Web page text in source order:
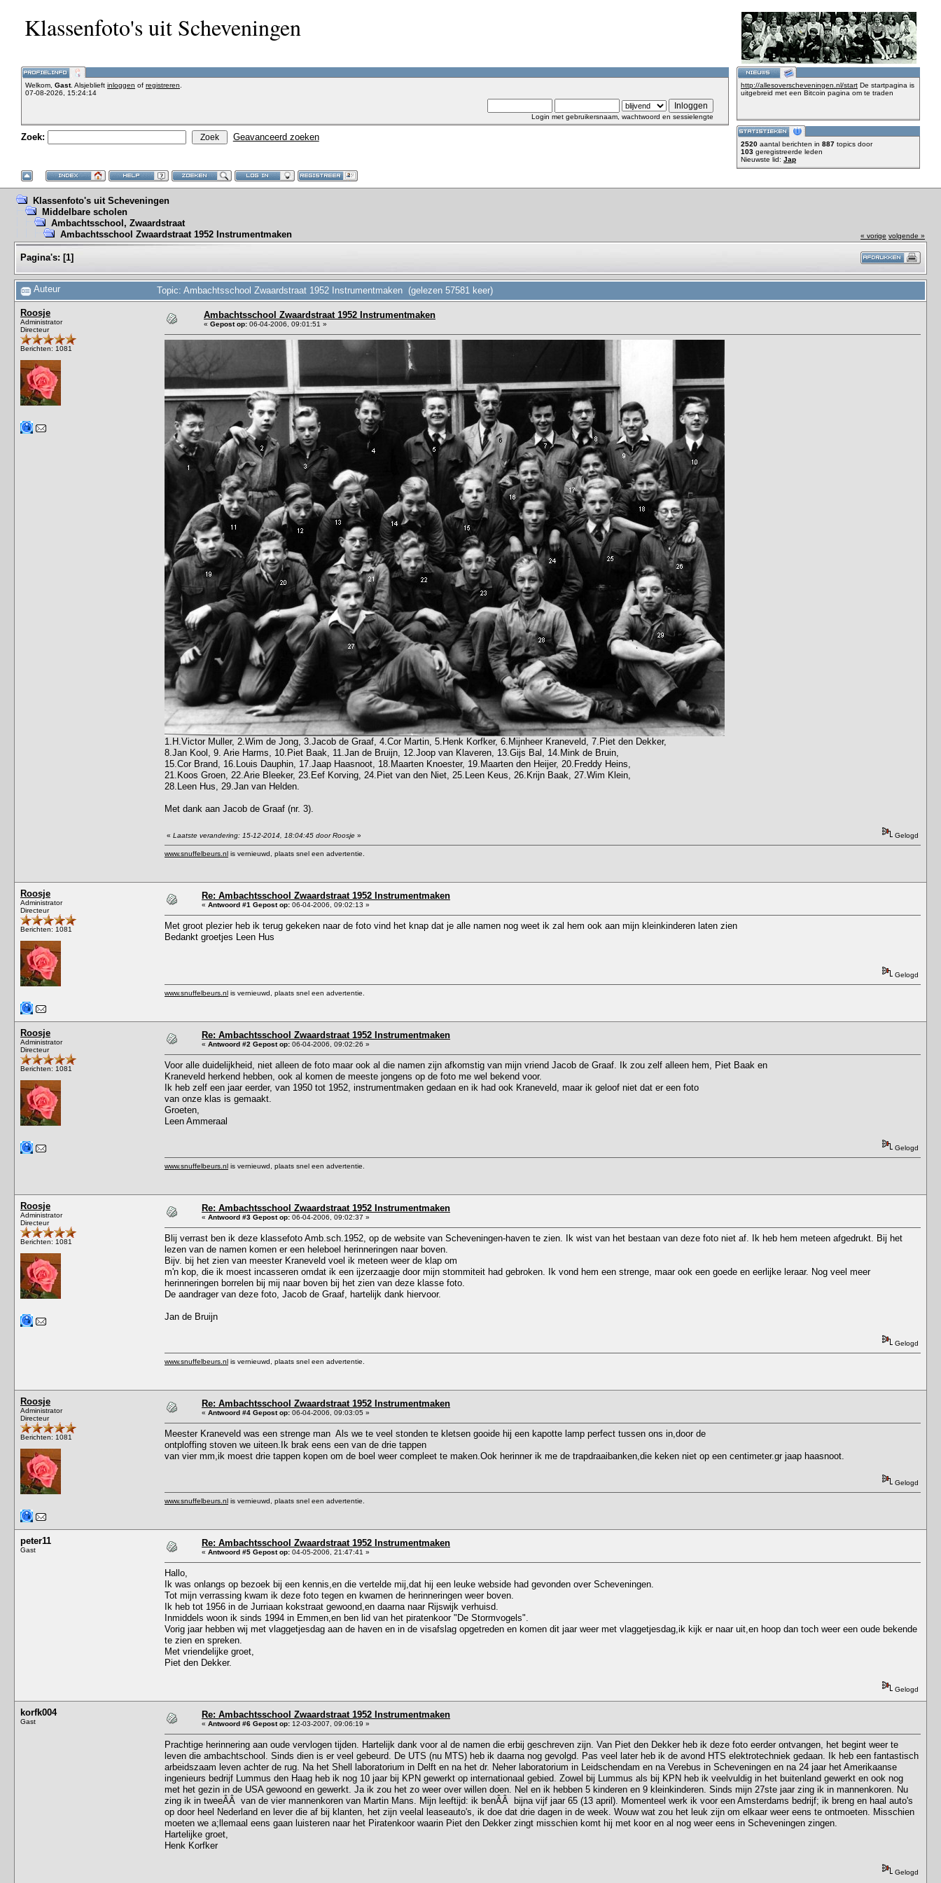
Klassenfoto's uit Scheveningen
Welkom, Gast. Alsjeblieft inloggen of registreren
07-08-2026, 15:24:14
Login met gebruikersnaam, wachtwoord en sessielengte
Zoek: Geavanceerd zoeken
http://allesoverscheveningen.nl/start De startpagina is
uitgebreid met een Bitcoin pagina om te traden
2520 aantal berichten in 887 topics door
103 geregistreerde leden
Nieuwste lid: Jap
Klassenfoto's uit Scheveningen
Middelbare scholen
Ambachtsschool, Zwaardstraat
Ambachtsschool Zwaardstraat 1952 Instrumentmaken
« vorige volgende »
Pagina's: [1]
Auteur Topic: Ambachtsschool Zwaardstraat 1952 Instrumentmaken (gelezen 57581 keer)
Roosje
Administrator
Directeur
Berichten: 1081
Ambachtsschool Zwaardstraat 1952 Instrumentmaken
« Gepost op: 06-04-2006, 09:01:51 »
1.H.Victor Muller, 2.Wim de Jong, 3.Jacob de Graaf, 4.Cor Martin, 5.Henk Korfker, 6.Mijnheer Kraneveld, 7.Piet den Dekker,
8.Jan Kool, 9. Arie Harms, 10.Piet Baak, 11.Jan de Bruijn, 12.Joop van Klaveren, 13.Gijs Bal, 14.Mink de Bruin,
15.Cor Brand, 16.Louis Dauphin, 17.Jaap Haasnoot, 18.Maarten Knoester, 19.Maarten den Heijer, 20.Freddy Heins,
21.Koos Groen, 22.Arie Bleeker, 23.Eef Korving, 24.Piet van den Niet, 25.Leen Keus, 26.Krijn Baak, 27.Wim Klein,
28.Leen Hus, 29.Jan van Helden.
Met dank aan Jacob de Graaf (nr. 3).
« Laatste verandering: 15-12-2014, 18:04:45 door Roosje » Gelogd
www.snuffelbeurs.nl is vernieuwd, plaats snel een advertentie.
Roosje
Administrator
Directeur
Berichten: 1081
Re: Ambachtsschool Zwaardstraat 1952 Instrumentmaken
« Antwoord #1 Gepost op: 06-04-2006, 09:02:13 »
Met groot plezier heb ik terug gekeken naar de foto vind het knap dat je alle namen nog weet ik zal hem ook aan mijn kleinkinderen laten zien
Bedankt groetjes Leen Hus
Gelogd
www.snuffelbeurs.nl is vernieuwd, plaats snel een advertentie.
Roosje
Administrator
Directeur
Berichten: 1081
Re: Ambachtsschool Zwaardstraat 1952 Instrumentmaken
« Antwoord #2 Gepost op: 06-04-2006, 09:02:26 »
Voor alle duidelijkheid, niet alleen de foto maar ook al die namen zijn afkomstig van mijn vriend Jacob de Graaf. Ik zou zelf alleen hem, Piet Baak en
Kraneveld herkend hebben, ook al komen de meeste jongens op de foto me wel bekend voor.
Ik heb zelf een jaar eerder, van 1950 tot 1952, instrumentmaken gedaan en ik had ook Kraneveld, maar ik geloof niet dat er een foto
van onze klas is gemaakt.
Groeten,
Leen Ammeraal
Gelogd
www.snuffelbeurs.nl is vernieuwd, plaats snel een advertentie.
Roosje
Administrator
Directeur
Berichten: 1081
Re: Ambachtsschool Zwaardstraat 1952 Instrumentmaken
« Antwoord #3 Gepost op: 06-04-2006, 09:02:37 »
Blij verrast ben ik deze klassefoto Amb.sch.1952, op de website van Scheveningen-haven te zien. Ik wist van het bestaan van deze foto niet af. Ik heb hem meteen afgedrukt. Bij het
lezen van de namen komen er een heleboel herinneringen naar boven.
Bijv. bij het zien van meester Kraneveld voel ik meteen weer de klap om
m'n kop, die ik moest incasseren omdat ik een ijzerzaagje door mijn stommiteit had gebroken. Ik vond hem een strenge, maar ook een goede en eerlijke leraar. Nog veel meer
herinneringen borrelen bij mij naar boven bij het zien van deze klasse foto.
De aandrager van deze foto, Jacob de Graaf, hartelijk dank hiervoor.
Jan de Bruijn
Gelogd
www.snuffelbeurs.nl is vernieuwd, plaats snel een advertentie.
Roosje
Administrator
Directeur
Berichten: 1081
Re: Ambachtsschool Zwaardstraat 1952 Instrumentmaken
« Antwoord #4 Gepost op: 06-04-2006, 09:03:05 »
Meester Kraneveld was een strenge man Als we te veel stonden te kletsen gooide hij een kapotte lamp perfect tussen ons in,door de
ontploffing stoven we uiteen.Ik brak eens een van de drie tappen
van vier mm,ik moest drie tappen kopen om de boel weer compleet te maken.Ook herinner ik me de trapdraaibanken,die keken niet op een centimeter.gr jaap haasnoot.
Gelogd
www.snuffelbeurs.nl is vernieuwd, plaats snel een advertentie.
peter11
Gast
Re: Ambachtsschool Zwaardstraat 1952 Instrumentmaken
« Antwoord #5 Gepost op: 04-05-2006, 21:47:41 »
Hallo,
Ik was onlangs op bezoek bij een kennis,en die vertelde mij,dat hij een leuke webside had gevonden over Scheveningen.
Tot mijn verrassing kwam ik deze foto tegen en kwamen de herinneringen weer boven.
Ik heb tot 1956 in de Jurriaan kokstraat gewoond,en daarna naar Rijswijk verhuisd.
Inmiddels woon ik sinds 1994 in Emmen,en ben lid van het piratenkoor "De Stormvogels".
Vorig jaar hebben wij met vlaggetjesdag aan de haven en in de visafslag opgetreden en komen dit jaar weer met vlaggetjesdag,ik kijk er naar uit,en hoop dan toch weer een oude bekende
te zien en spreken.
Met vriendelijke groet,
Piet den Dekker.
Gelogd
korfk004
Gast
Re: Ambachtsschool Zwaardstraat 1952 Instrumentmaken
« Antwoord #6 Gepost op: 12-03-2007, 09:06:19 »
Prachtige herinnering aan oude vervlogen tijden. Hartelijk dank voor al de namen die erbij geschreven zijn. Van Piet den Dekker heb ik deze foto eerder ontvangen, het begint weer te
leven die ambachtschool. Sinds dien is er veel gebeurd. De UTS (nu MTS) heb ik daarna nog gevolgd. Pas veel later heb ik de avond HTS elektrotechniek gedaan. Ik heb een fantastisch
arbeidszaam leven achter de rug. Na het Shell laboratorium in Delft en na het dr. Neher laboratorium in Leidschendam en na Verebus in Scheveningen en na 24 jaar het Amerikaanse
ingenieurs bedrijf Lummus den Haag heb ik nog 10 jaar bij KPN gewerkt op internationaal gebied. Zowel bij Lummus als bij KPN heb ik veelvuldig in het buitenland gewerkt en ook nog
met het gezin in de USA gewoond en gewerkt. Ja ik zou het zo weer over willen doen. Nel en ik hebben 5 kinderen en 9 kleinkinderen. Sinds mijn 27ste jaar zing ik in mannenkoren. Nu
zing ik in tweeÂÂ van de vier mannenkoren van Martin Mans. Mijn leeftijd: ik benÂÂ bijna vijf jaar 65 (13 april). Momenteel werk ik voor een Amsterdams bedrijf; ik breng en haal auto's
op door heel Nederland en lever die af bij klanten, het zijn veelal leaseauto's, ik doe dat drie dagen in de week. Wouw wat zou het leuk zijn om elkaar weer eens te ontmoeten. Misschien
moeten we a;llemaal eens gaan luisteren naar het Piratenkoor waarin Piet den Dekker zingt misschien komt hij met koor en al nog weer eens in Scheveningen zingen.
Hartelijke groet,
Henk Korfker
Gelogd